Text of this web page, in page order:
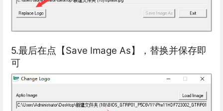
5.最后在点【Save Image As】，替换并保存即
可